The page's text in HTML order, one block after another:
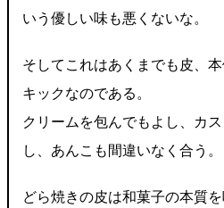
いう優しい味も悪くないな。
そしてこれはあくまでも皮、
キックなのである。
クリームを包んでもよし、カ
し、あんこも間違いなく合う。
どら焼きの皮は和菓子の本質